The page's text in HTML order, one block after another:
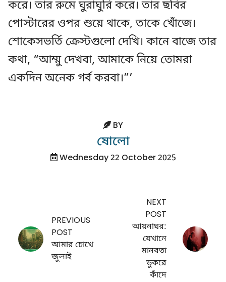
করে। তার রুমে ঘুরাঘুরি করে। তার ছবির
পোস্টারের ওপর শুয়ে থাকে, তাকে খোঁজে।
শোকেসভর্তি ক্রেস্টগুলো দেখি। কানে বাজে তার
কথা, “আম্মু দেখবা, আমাকে নিয়ে তোমরা
একদিন অনেক গর্ব করবা।”’
BY
ষোলো
Wednesday 22 October 2025
PREVIOUS
POST
আমার চোখে
জুলাই
NEXT
POST
আয়নাঘর:
যেখানে
মানবতা
ডুকরে
কাঁদে